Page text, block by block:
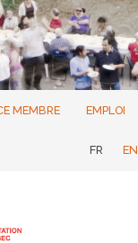
MEMBRE EMPLOI
FR EN